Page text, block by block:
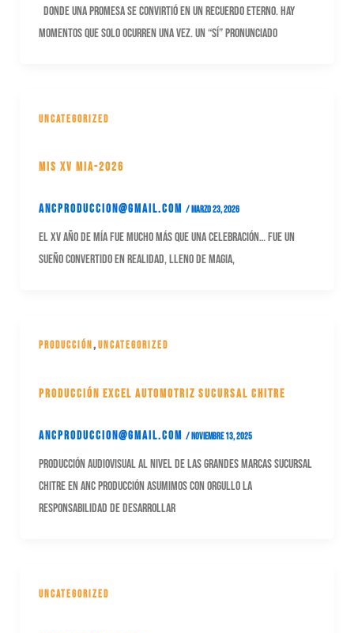
Donde una promesa se convirtió en un recuerdo eterno. Hay
momentos que solo ocurren una vez. Un “sí” pronunciado
Uncategorized
Mis XV Mia-2026
ancproduccion@gmail.com /marzo 23, 2026
El XV Año de Mía fue mucho más que una celebración… fue un
sueño convertido en realidad, lleno de magia,
Producción, Uncategorized
Producción Excel Automotriz Sucursal Chitre
ancproduccion@gmail.com /noviembre 13, 2025
Producción audiovisual al nivel de las grandes marcas Sucursal
Chitre En ANC Producción asumimos con orgullo la
responsabilidad de desarrollar
Uncategorized